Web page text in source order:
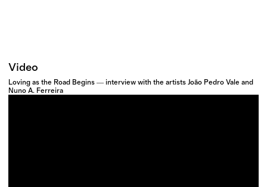
Video
Loving as the Road Begins ― interview with the artists João Pedro Vale and
Nuno A. Ferreira